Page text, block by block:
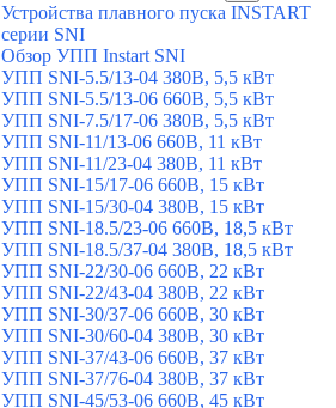
Устройства плавного пуска INSTART
серии SNI
Обзор УПП Instart SNI
УПП SNI-5.5/13-04 380В, 5,5 кВт
УПП SNI-5.5/13-06 660В, 5,5 кВт
УПП SNI-7.5/17-06 380В, 5,5 кВт
УПП SNI-11/13-06 660В, 11 кВт
УПП SNI-11/23-04 380В, 11 кВт
УПП SNI-15/17-06 660В, 15 кВт
УПП SNI-15/30-04 380В, 15 кВт
УПП SNI-18.5/23-06 660В, 18,5 кВт
УПП SNI-18.5/37-04 380В, 18,5 кВт
УПП SNI-22/30-06 660В, 22 кВт
УПП SNI-22/43-04 380В, 22 кВт
УПП SNI-30/37-06 660В, 30 кВт
УПП SNI-30/60-04 380В, 30 кВт
УПП SNI-37/43-06 660В, 37 кВт
УПП SNI-37/76-04 380В, 37 кВт
УПП SNI-45/53-06 660В, 45 кВт